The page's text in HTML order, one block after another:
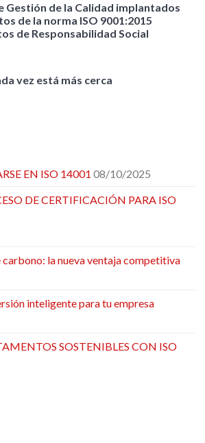
Gestión de la Calidad implantados
de la norma ISO 9001:2015
de Responsabilidad Social
vez está más cerca
EN ISO 14001 08/10/2025
DE CERTIFICACIÓN PARA ISO
carbono: la nueva ventaja competitiva
inteligente para tu empresa
SOSTENIBLES CON ISO